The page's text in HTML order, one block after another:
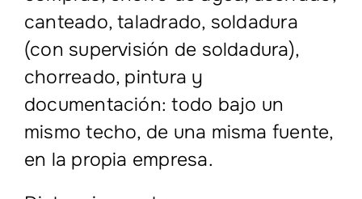
canteado, taladrado, soldadura
(con supervisión de soldadura),
chorreado, pintura y
documentación: todo bajo un
mismo techo, de una misma fuente,
en la propia empresa.